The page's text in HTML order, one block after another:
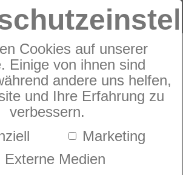
Cookies auf unserer
Einige von ihnen sind
andere uns helfen,
und Ihre Erfahrung zu
verbessern.
Marketing
Externe Medien
dormabell WBA Decken
WBA Decken
und Frieren
optimale Regeneration
Ursache ist häufig eine